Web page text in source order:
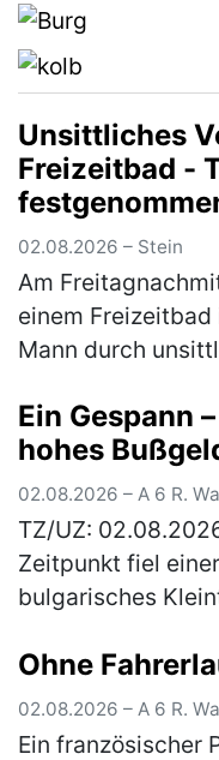
(mehr)
Unsittliches
Freizeitbad -
02.08.2026 – Stein
Am
einem Freizeitbad
Mann durch
noch vor Ort fest.
Ein Gespann
hohes
02.08.2026 – A 6 R.
TZ/UZ:
Zeitpunkt fiel
bulgarisches
war. Bei einer
Ohne
02.08.2026 – A 6 R.
Ein französischer